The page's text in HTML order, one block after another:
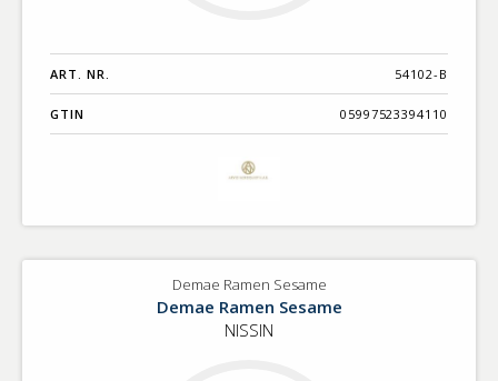
ART. NR. 54102-B
GTIN 05997523394110
Demae Ramen Sesame
Demae Ramen Sesame
NISSIN